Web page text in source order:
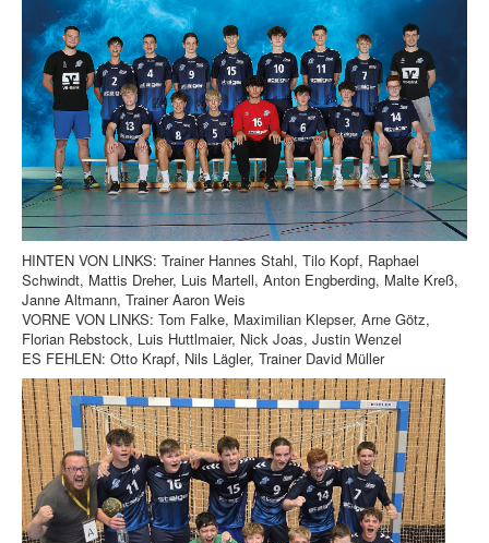
HINTEN VON LINKS: Trainer Hannes Stahl, Tilo Kopf, Raphael
Schwindt, Mattis Dreher, Luis Martell, Anton Engberding, Malte Kreß,
Janne Altmann, Trainer Aaron Weis
VORNE VON LINKS: Tom Falke, Maximilian Klepser, Arne Götz,
Florian Rebstock, Luis Huttlmaier, Nick Joas, Justin Wenzel
ES FEHLEN: Otto Krapf, Nils Lägler, Trainer David Müller